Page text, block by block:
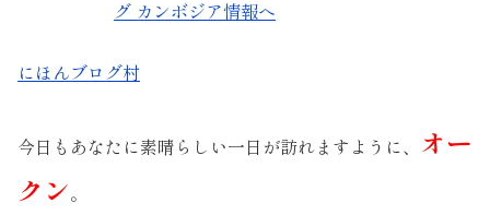
にほんブログ村
今日もあなたに素晴らしい一日が訪れますように、 オー
クン。